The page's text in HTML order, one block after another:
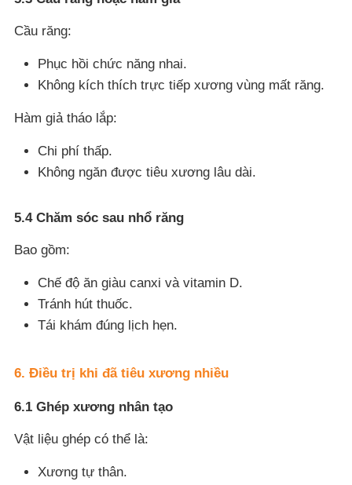
Cầu răng:
Phục hồi chức năng nhai.
Không kích thích trực tiếp xương vùng mất răng.
Hàm giả tháo lắp:
Chi phí thấp.
Không ngăn được tiêu xương lâu dài.
5.4 Chăm sóc sau nhổ răng
Bao gồm:
Chế độ ăn giàu canxi và vitamin D.
Tránh hút thuốc.
Tái khám đúng lịch hẹn.
6. Điều trị khi đã tiêu xương nhiều
6.1 Ghép xương nhân tạo
Vật liệu ghép có thể là:
Xương tự thân.